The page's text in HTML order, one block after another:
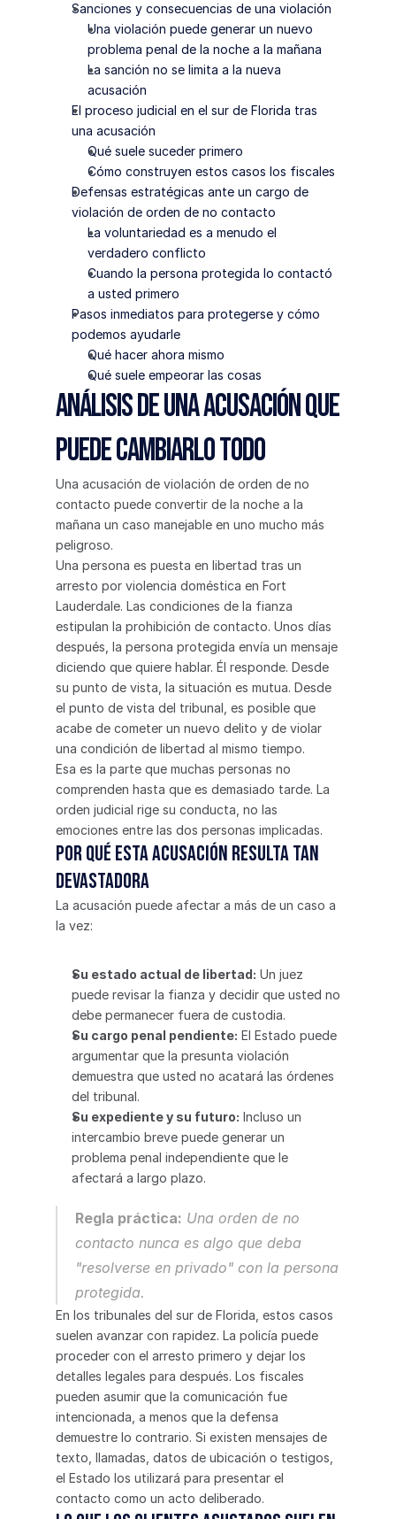
Sanciones y consecuencias de una violación
Una violación puede generar un nuevo
problema penal de la noche a la mañana
La sanción no se limita a la nueva
acusación
El proceso judicial en el sur de Florida tras
una acusación
Qué suele suceder primero
Cómo construyen estos casos los fiscales
Defensas estratégicas ante un cargo de
violación de orden de no contacto
La voluntariedad es a menudo el
verdadero conflicto
Cuando la persona protegida lo contactó
a usted primero
Pasos inmediatos para protegerse y cómo
podemos ayudarle
Qué hacer ahora mismo
Qué suele empeorar las cosas
Análisis de una acusación que
puede cambiarlo todo
Una acusación de violación de orden de no
contacto puede convertir de la noche a la
mañana un caso manejable en uno mucho más
peligroso.
Una persona es puesta en libertad tras un
arresto por violencia doméstica en Fort
Lauderdale. Las condiciones de la fianza
estipulan la prohibición de contacto. Unos días
después, la persona protegida envía un mensaje
diciendo que quiere hablar. Él responde. Desde
su punto de vista, la situación es mutua. Desde
el punto de vista del tribunal, es posible que
acabe de cometer un nuevo delito y de violar
una condición de libertad al mismo tiempo.
Esa es la parte que muchas personas no
comprenden hasta que es demasiado tarde. La
orden judicial rige su conducta, no las
emociones entre las dos personas implicadas.
Por qué esta acusación resulta tan
devastadora
La acusación puede afectar a más de un caso a
la vez:
Su estado actual de libertad: Un juez
puede revisar la fianza y decidir que usted no
debe permanecer fuera de custodia.
Su cargo penal pendiente: El Estado puede
argumentar que la presunta violación
demuestra que usted no acatará las órdenes
del tribunal.
Su expediente y su futuro: Incluso un
intercambio breve puede generar un
problema penal independiente que le
afectará a largo plazo.
Regla práctica: Una orden de no
contacto nunca es algo que deba
"resolverse en privado" con la persona
protegida.
En los tribunales del sur de Florida, estos casos
suelen avanzar con rapidez. La policía puede
proceder con el arresto primero y dejar los
detalles legales para después. Los fiscales
pueden asumir que la comunicación fue
intencionada, a menos que la defensa
demuestre lo contrario. Si existen mensajes de
texto, llamadas, datos de ubicación o testigos,
el Estado los utilizará para presentar el
contacto como un acto deliberado.